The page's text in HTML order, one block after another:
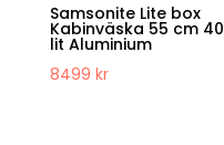
Samsonite Lite box
Kabinväska 55 cm 40
lit Aluminium
8499 kr